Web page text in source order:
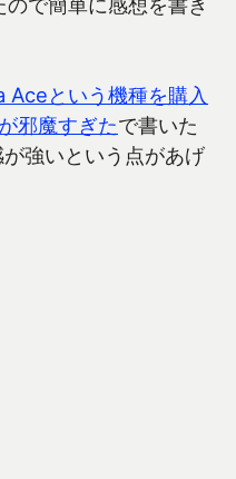
Aceという機種を購入
邪魔すぎたで書いた
強いという点があげ